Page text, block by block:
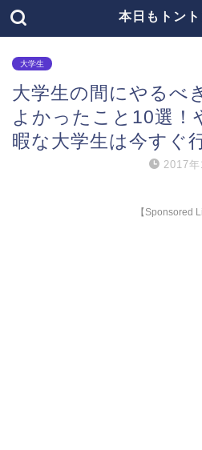
本日もトン
大学生
大学生の間にやるべ
よかったこと10選！
暇な大学生は今すぐ
2017年
【Sponsored